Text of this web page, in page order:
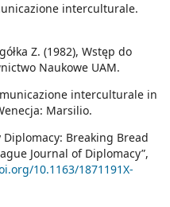
interculturale.
Z. (1982), Wstęp do
Naukowe UAM.
interculturale in
Marsilio.
Diplomacy: Breaking Bread
Journal of Diplomacy”,
10.1163/1871191X-